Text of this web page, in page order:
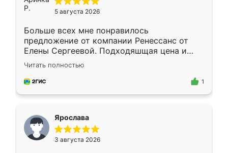
5 августа 2026
Больше всех мне понравилось
предложение от компании Ренессанс от
Елены Сергеевой. Подходяшщая цена и
короткие сроки изготовления. Приехавший
для замера сотрудник Владислав
предложил по моему эскизу самый
Читать полностью
1
Ярослава
3 августа 2026